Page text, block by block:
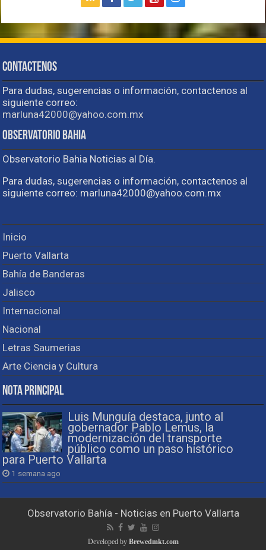
Contactenos
Para dudas, sugerencias o información, contactenos al
siguiente correo:
marluna42000@yahoo.com.mx
Observatorio Bahia
Observatorio Bahia Noticias al Día.
Para dudas, sugerencias o información, contactenos al
siguiente correo: marluna42000@yahoo.com.mx
Inicio
Puerto Vallarta
Bahía de Banderas
Jalisco
Internacional
Nacional
Letras Saumerias
Arte Ciencia y Cultura
Nota Principal
Luis Munguía destaca, junto al
gobernador Pablo Lemus, la
modernización del transporte
público como un paso histórico
para Puerto Vallarta
1 semana ago
Observatorio Bahía - Noticias en Puerto Vallarta
Developed by Brewedmkt.com